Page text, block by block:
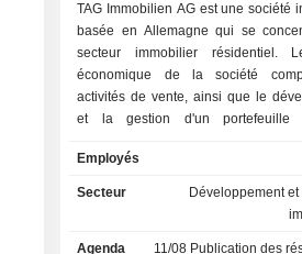
TAG Immobilien AG est une société
basée en Allemagne qui se
secteur immobilier résidentiel.
économique de la société
activités de vente, ainsi que le
et la gestion d'un portefeuille
services de conciergerie et
la fourniture de services
locataires et élargit la gamme de
Employés
Secteur
Développement
Agenda 11/08 Publication des résultats